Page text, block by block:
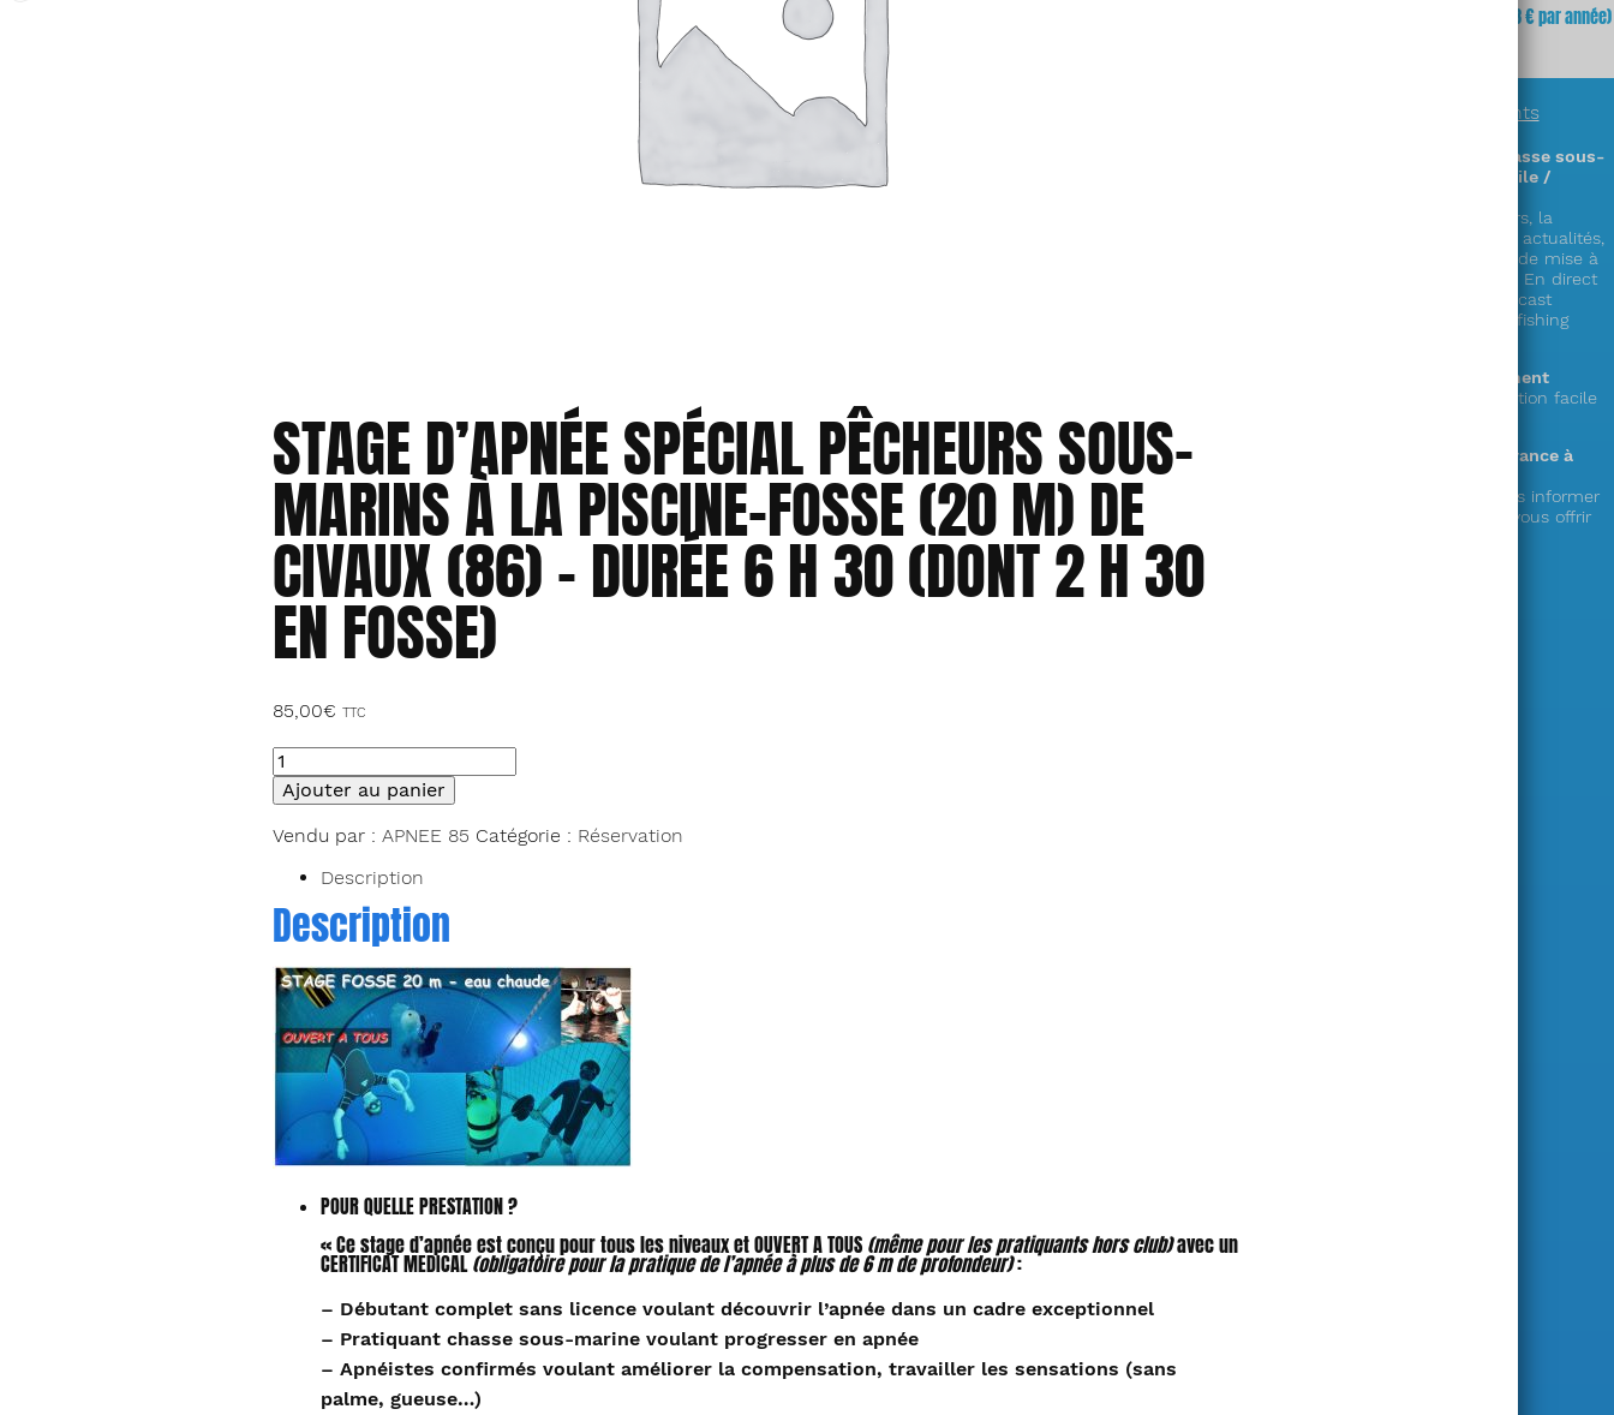
(soit 64,68 € par année)
nos abonnements
Des informations exclusives sur la chasse sous-
marine en accès illimité (sur PC / mobile /
Découvrez plus de 300 zones & parcours, la
réglementation complète en France, les actualités,
la faune, la cuisine de la mer, les cales de mise à
le showroom matériel, les vidéos « En direct
du littoral », nos émissions radio en podcast
« Mémoire de chasse » et le live « spearfishing
Le choix de la durée de votre abonnement
1 an ou mensuel (et possibilité de résiliation facile
Votre soutien au seul web média en France à
Votre abonnement nous permet de vous informer
et de préparer de nouveaux services à vous offrir
STAGE D’APNÉE SPÉCIAL PÊCHEURS SOUS-
MARINS À LA PISCINE-FOSSE (20 M) DE
CIVAUX (86) – DURÉE 6 H 30 (DONT 2 H 30
EN FOSSE)
85,00€ TTC
quantité
de
Stage
d'apnée
spécial
pêcheurs
marins
à
la
piscine-
fosse
(20
m)
de
(86)
-
durée
fosse)
Ajouter au panier
Vendu par : APNEE 85 Catégorie : Réservation
Description
Description
POUR QUELLE PRESTATION ?
« Ce stage d’apnée est conçu pour tous les niveaux et OUVERT A TOUS(même pour les pratiquants hors club)avec un
CERTIFICAT MEDICAL(obligatoire pour la pratique de l’apnée à plus de 6 m de profondeur):
– Débutant complet sans licence voulant découvrir l’apnée dans un cadre exceptionnel
– Pratiquant chasse sous-marine voulant progresser en apnée
– Apnéistes confirmés voulant améliorer la compensation, travailler les sensations (sans
palme, gueuse…)